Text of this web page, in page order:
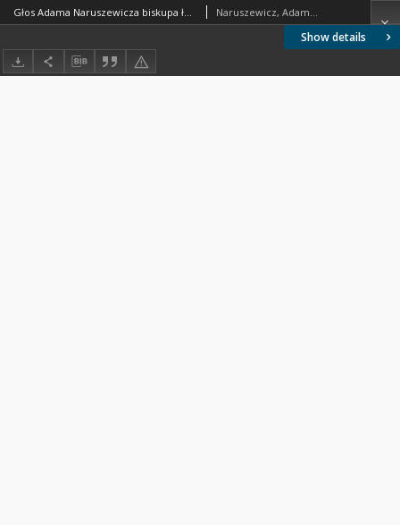
Show details
Głos Adama Naruszewicza biskupa łuckiego i brzeskiego przy założeniu pierwszego kamienia na Kościół Opatrznosci Boskiey r. 1792 dnia 3 maia na placu Uiazdowskim miany Naruszewicz, Adamd (1733-1796)